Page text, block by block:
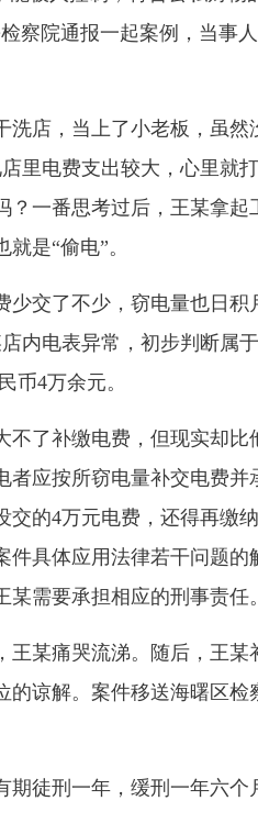
察院通报一起案例，当事
店，当上了小老板，虽然
里电费支出较大，心里就
一番思考过后， 王某拿起
就是“偷电”。
交了不少，窃电量也日积
内电表异常，初步判断属于
币4万余元。
了补缴电费，但现实却比
应按所窃电量补交电费并
交的4万元电费，还得再缴
件具体应用法律若干问题
某需要承担相应的刑事责任。
某痛哭流涕。随后，王某
的谅解。案件移送海曙区
期徒刑一年，缓刑一年六个